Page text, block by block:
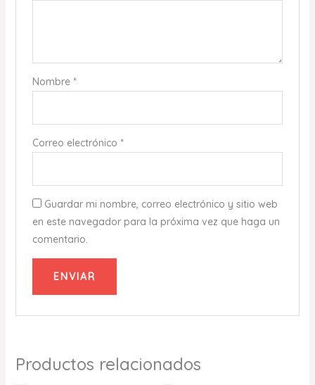
Nombre *
Correo electrónico *
Guardar mi nombre, correo electrónico y sitio web
en este navegador para la próxima vez que haga un
comentario.
Productos relacionados